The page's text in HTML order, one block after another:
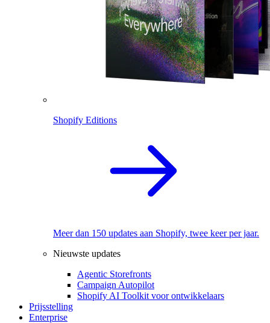
Shopify Editions
Meer dan 150 updates aan Shopify, twee keer per jaar.
Nieuwste updates
Agentic Storefronts
Campaign Autopilot
Shopify AI Toolkit voor ontwikkelaars
Prijsstelling
Enterprise